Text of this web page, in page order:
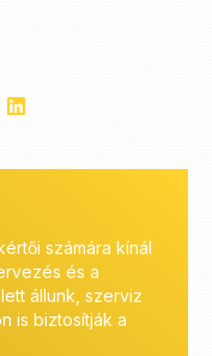
számára kínál
és a
állunk, szerviz
is biztosítják a